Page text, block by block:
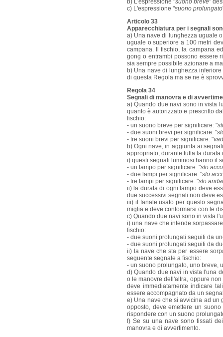
b) L'espressione "suono breve"
c) L'espressione "suono prolungato
Articolo 33
Apparecchiatura per i segnali
a) Una nave di lunghezza uguale
uguale o superiore a 100 metri
campana. Il fischio, la campana
gong o entrambi possono essere
sia sempre possibile azionare a
b) Una nave di lunghezza
di questa Regola ma se ne è
Regola 34
Segnali di manovra e di
a) Quando due navi sono in vista
quanto è autorizzato e prescritto
fischio:
- un suono breve per significare: "
- due suoni brevi per significare: "
- tre suoni brevi per significare: "
b) Ogni nave, in aggiunta ai
appropriato, durante tutta la durata
i) questi segnali luminosi hanno il
- un lampo per significare: "sto
- due lampi per significare: "sto
- tre lampi per significare: "sto
ii) la durata di ogni lampo deve
due successivi segnali non deve
iii) il fanale usato per questo
miglia e deve conformarsi con le
c) Quando due navi sono in vista
i) una nave che intende
fischio:
- due suoni prolungati seguiti da
- due suoni prolungati seguiti da
ii) la nave che sta per essere
seguente segnale a fischio:
- un suono prolungato, uno breve,
d) Quando due navi in vista l'una
o le manovre dell'altra, oppure
deve immediatamente indicare
essere accompagnato da un
e) Una nave che si avvicina ad un
opposto, deve emettere un
rispondere con un suono
f) Se su una nave sono fissati
manovra e di avvertimento.